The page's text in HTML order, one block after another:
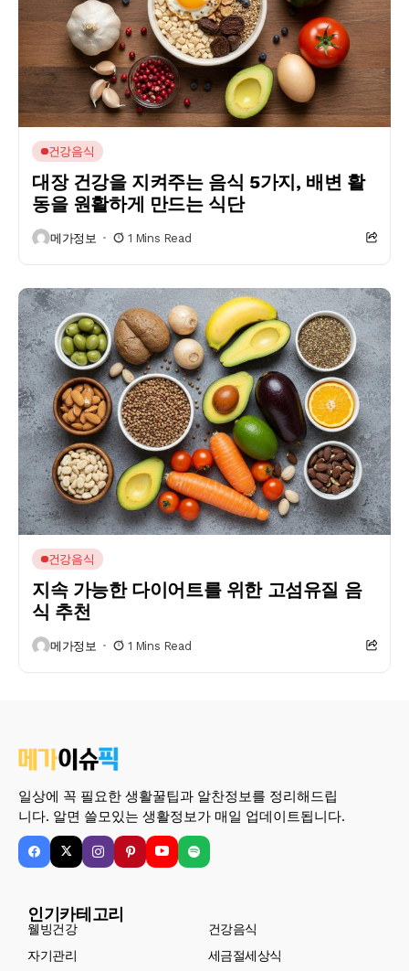
건강음식
대장 건강을 지켜주는 음식 5가지, 배변 활
동을 원활하게 만드는 식단
메가정보 1 Mins Read
건강음식
지속 가능한 다이어트를 위한 고섬유질 음
식 추천
메가정보 1 Mins Read
일상에 꼭 필요한 생활꿀팁과 알찬정보를 정리해드립
니다. 알면 쓸모있는 생활정보가 매일 업데이트됩니다.
인기카테고리
웰빙건강
건강음식
자기관리
세금절세상식